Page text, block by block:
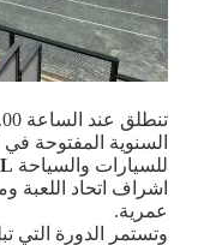
السنوية المفتوحة في
للسيارات والسياحة
عمرية.